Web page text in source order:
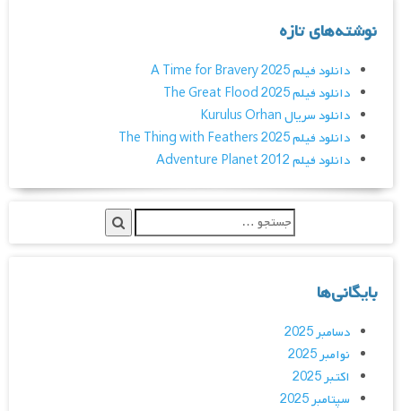
نوشته‌های تازه
دانلود فیلم A Time for Bravery 2025
دانلود فیلم The Great Flood 2025
دانلود سریال Kurulus Orhan
دانلود فیلم The Thing with Feathers 2025
دانلود فیلم Adventure Planet 2012
بایگانی‌ها
دسامبر 2025
نوامبر 2025
اکتبر 2025
سپتامبر 2025